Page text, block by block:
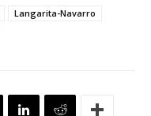
Langarita-Navarro